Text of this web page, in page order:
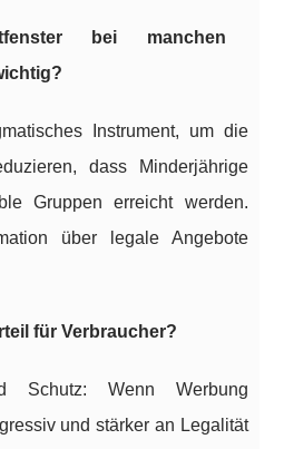
bei manchen
Instrument, um die
dass Minderjährige
Gruppen erreicht werden.
über legale Angebote
für Verbraucher?
Schutz: Wenn Werbung
und stärker an Legalität